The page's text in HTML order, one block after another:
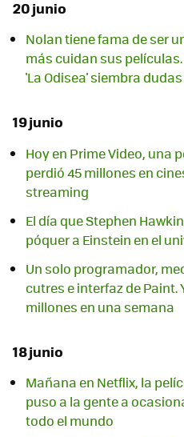
20 junio
Nolan tiene fama de ser
más cuidan sus
'La Odisea' siembra dudas
19 junio
Hoy en Prime Video, una
perdió 45 millones en
streaming
El día que Stephen
póquer a Einstein en el
Un solo programador,
cutres e interfaz de Paint.
millones en una semana
18 junio
Mañana en Netflix, la
puso a la gente a
todo el mundo